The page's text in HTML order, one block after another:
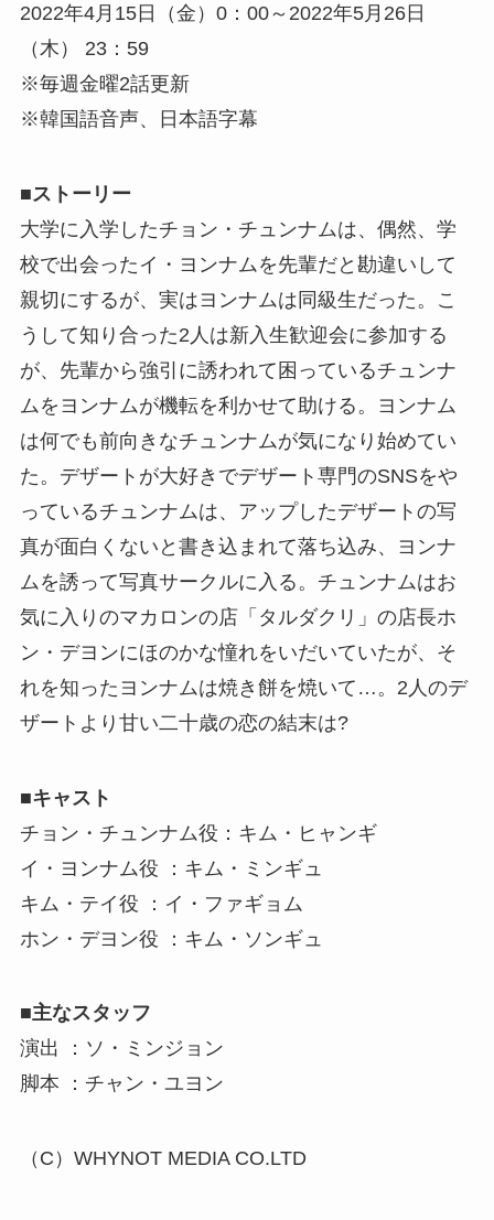
2022年4月15日（金）0：00～2022年5月26日
（木） 23：59
※毎週金曜2話更新
※韓国語音声、日本語字幕
■ストーリー
大学に入学したチョン・チュンナムは、偶然、学
校で出会ったイ・ヨンナムを先輩だと勘違いして
親切にするが、実はヨンナムは同級生だった。こ
うして知り合った2人は新入生歓迎会に参加する
が、先輩から強引に誘われて困っているチュンナ
ムをヨンナムが機転を利かせて助ける。ヨンナム
は何でも前向きなチュンナムが気になり始めてい
た。デザートが大好きでデザート専門のSNSをや
っているチュンナムは、アップしたデザートの写
真が面白くないと書き込まれて落ち込み、ヨンナ
ムを誘って写真サークルに入る。チュンナムはお
気に入りのマカロンの店「タルダクリ」の店長ホ
ン・デヨンにほのかな憧れをいだいていたが、そ
れを知ったヨンナムは焼き餅を焼いて…。2人のデ
ザートより甘い二十歳の恋の結末は?
■キャスト
チョン・チュンナム役：キム・ヒャンギ
イ・ヨンナム役 ：キム・ミンギュ
キム・テイ役 ：イ・ファギョム
ホン・デヨン役 ：キム・ソンギュ
■主なスタッフ
演出 ：ソ・ミンジョン
脚本 ：チャン・ユヨン
（C）WHYNOT MEDIA CO.LTD